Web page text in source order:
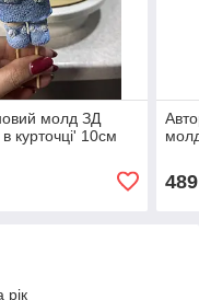
молд ЗД
курточці' 10см
489
рік